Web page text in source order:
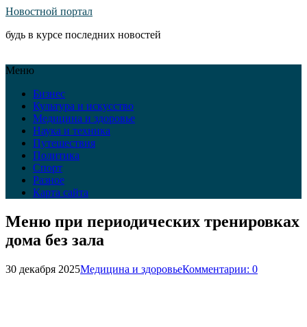
Новостной портал
будь в курсе последних новостей
Меню
Бизнес
Культура и искусство
Медицина и здоровье
Наука и техника
Путешествия
Политика
Спорт
Разное
Карта сайта
Меню при периодических тренировках
дома без зала
30 декабря 2025Медицина и здоровьеКомментарии: 0